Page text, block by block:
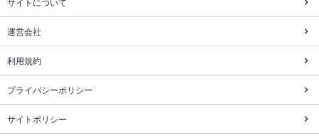
運営会社
利用規約
プライバシーポリシー
サイトポリシー